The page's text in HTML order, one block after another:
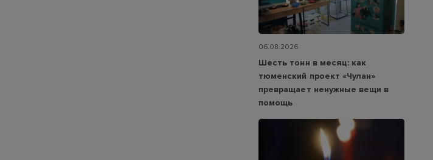
06.08.2026
Шесть тонн в месяц: как
тюменский проект «Чулан»
превращает ненужные вещи в
помощь